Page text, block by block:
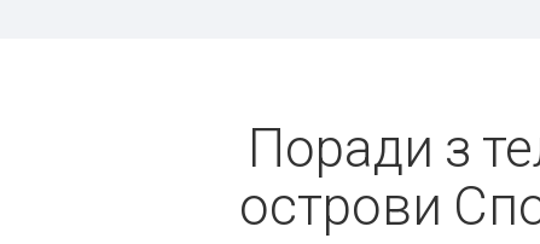
Поради з
острови